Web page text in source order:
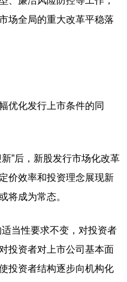
场全局的重大改革平稳落
化发行上市条件的同
”后，新股发行市场化改革
价效率和投资理念展现新
将成为常态。
当性要求不变，对投资者
投资者对上市公司基本面
投资者结构逐步向机构化